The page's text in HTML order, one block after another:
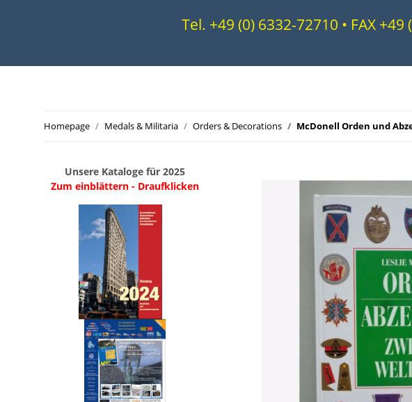
Tel. +49 (0) 6332-72710 • FAX
Homepage Medals & Militaria Orders & Decorations McDonell Orden und
Unsere Kataloge für 2025
Zum einblättern - Draufklicken